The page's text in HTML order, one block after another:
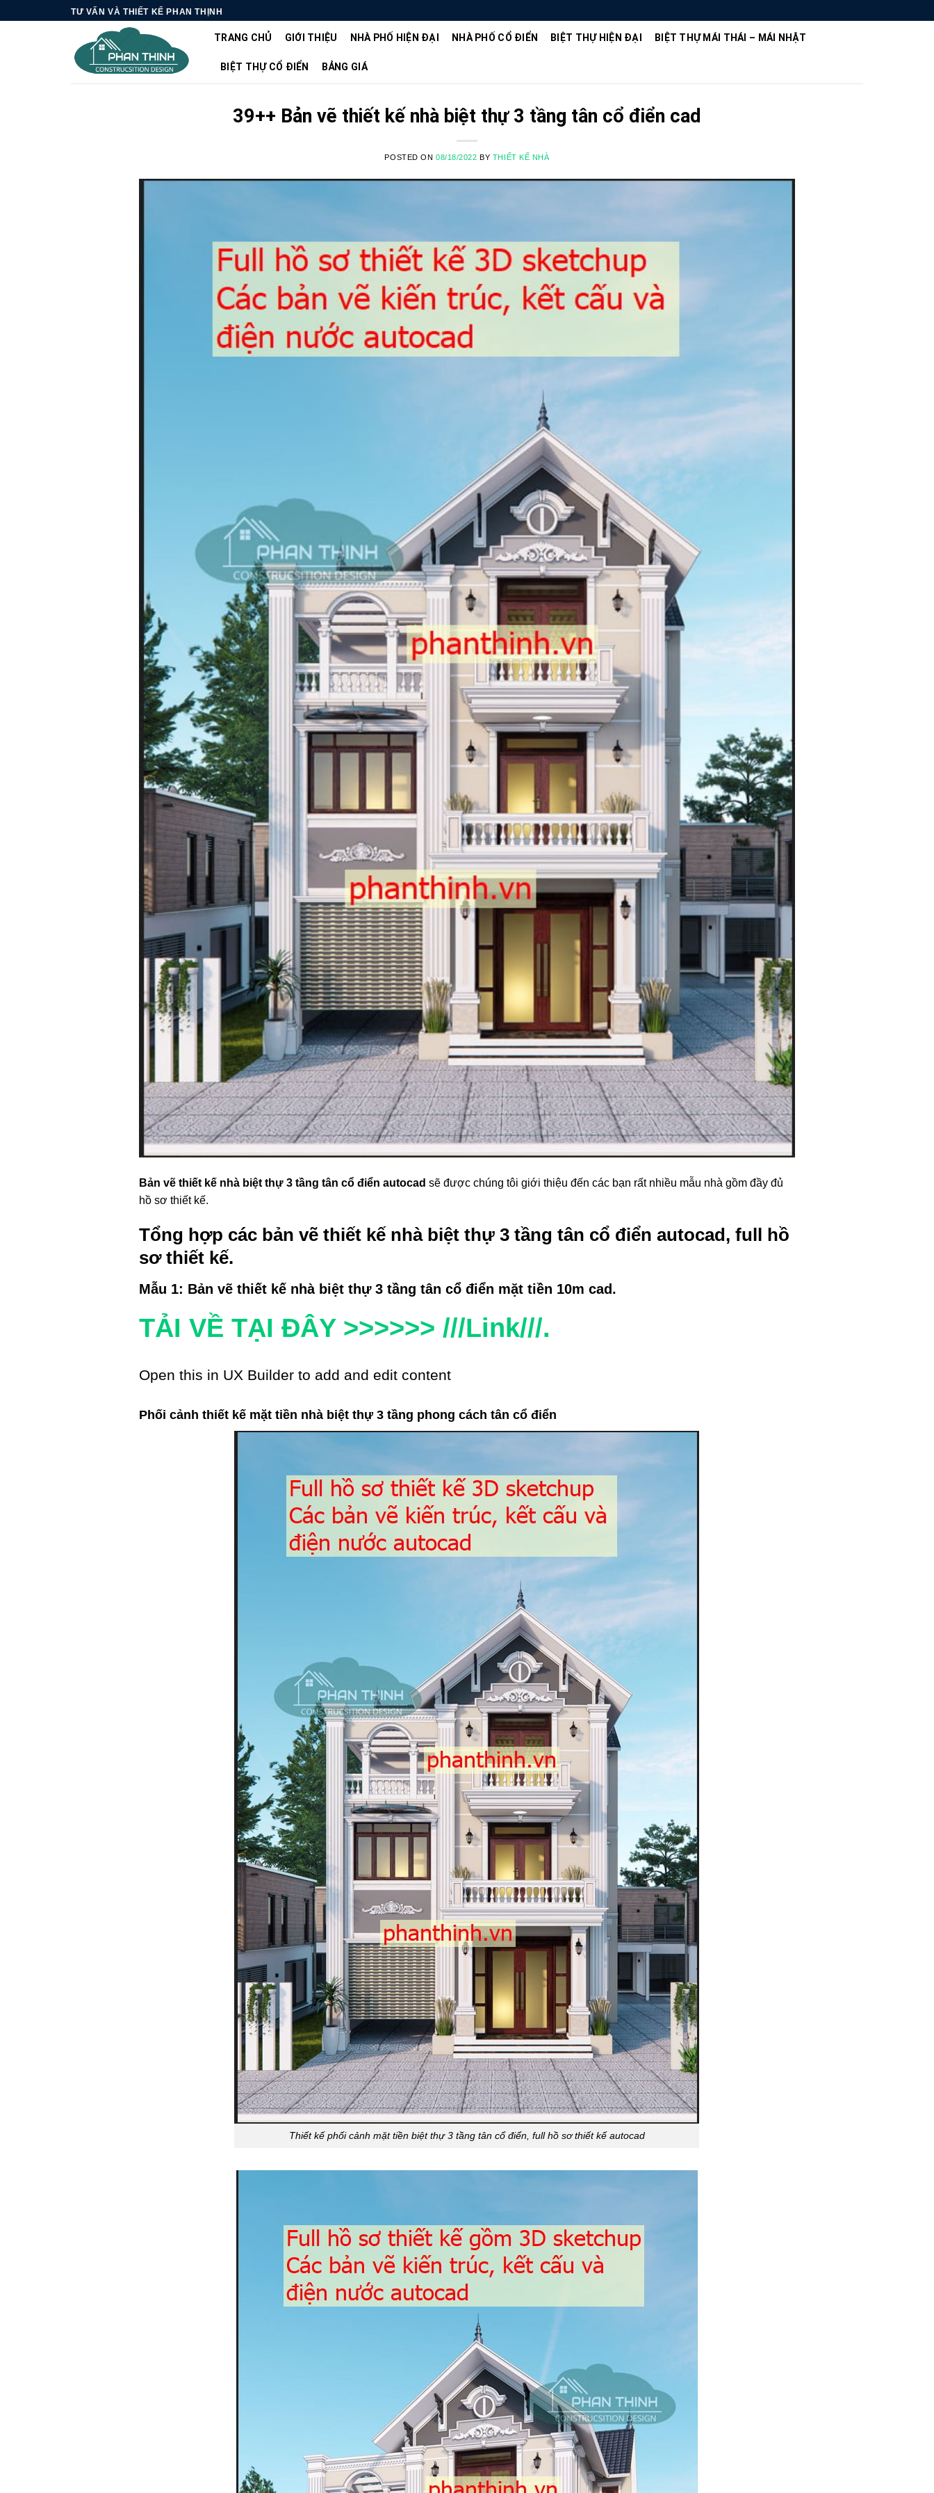
TƯ VẤN VÀ THIẾT KẾ PHAN THỊNH
TRANG CHỦ GIỚI THIỆU NHÀ PHỐ HIỆN ĐẠI NHÀ PHỐ CỔ ĐIỂN BIỆT THỰ HIỆN ĐẠI BIỆT THỰ MÁI THÁI – MÁI NHẬT
BIỆT THỰ CỔ ĐIỂN BẢNG GIÁ
39++ Bản vẽ thiết kế nhà biệt thự 3 tầng tân cổ điển cad
POSTED ON 08/18/2022 BY THIẾT KẾ NHÀ
Bản vẽ thiết kế nhà biệt thự 3 tầng tân cổ điển autocad sẽ được chúng tôi giới thiệu đến các bạn rất nhiều mẫu nhà gồm đầy đủ
hồ sơ thiết kế.
Tổng hợp các bản vẽ thiết kế nhà biệt thự 3 tầng tân cổ điển autocad, full hồ
sơ thiết kế.
Mẫu 1: Bản vẽ thiết kế nhà biệt thự 3 tầng tân cổ điển mặt tiền 10m cad.
TẢI VỀ TẠI ĐÂY >>>>>> ///Link///.
Open this in UX Builder to add and edit content
Phối cảnh thiết kế mặt tiền nhà biệt thự 3 tầng phong cách tân cổ điển
Thiết kế phối cảnh mặt tiền biệt thự 3 tầng tân cổ điển, full hồ sơ thiết kế autocad